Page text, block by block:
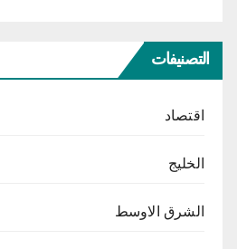
التصنيفات
اقتصاد
الخليج
الشرق الاوسط